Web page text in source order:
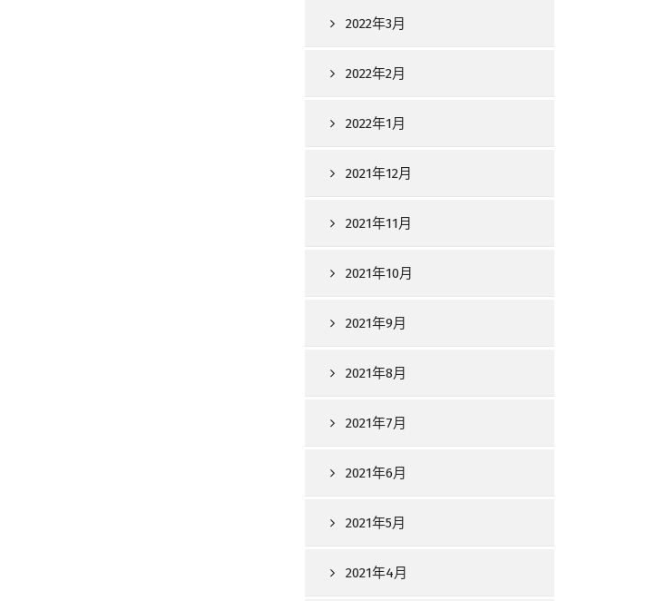
2022年3月
2022年2月
2022年1月
2021年12月
2021年11月
2021年10月
2021年9月
2021年8月
2021年7月
2021年6月
2021年5月
2021年4月